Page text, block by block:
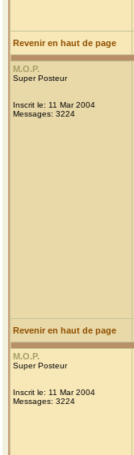
Revenir en haut de page
M.O.P.
Super Posteur
Inscrit le: 11 Mar 2004
Messages: 3224
Revenir en haut de page
M.O.P.
Super Posteur
Inscrit le: 11 Mar 2004
Messages: 3224